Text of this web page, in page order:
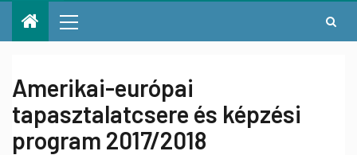
Amerikai-európai
tapasztalatcsere és képzési
program 2017/2018